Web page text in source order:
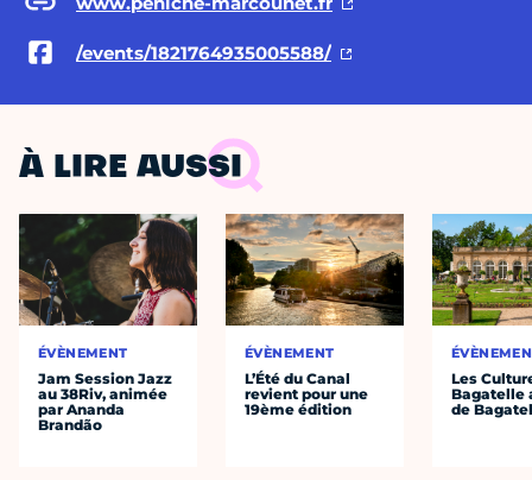
/events/1821764935005588/
À LIRE AUSSI
ÉVÈNEMENT
Jam Session Jazz
au 38Riv, animée
par Ananda
Brandão
ÉVÈNEMENT
L’Été du Canal
revient pour une
19ème édition
Les
Bagatelle
de